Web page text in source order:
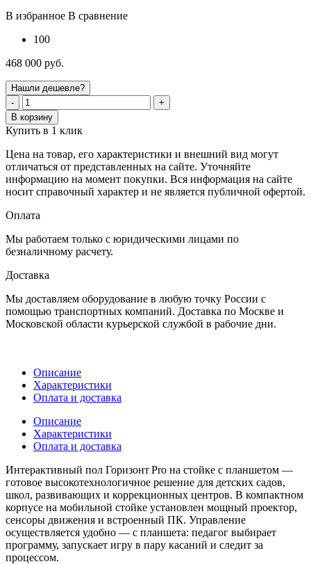
В избранное В сравнение
100
468 000 руб.
Нашли дешевле?
-
+
В корзину
Купить в 1 клик
Цена на товар, его характеристики и внешний вид могут
отличаться от представленных на сайте. Уточняйте
информацию на момент покупки. Вся информация на сайте
носит справочный характер и не является публичной офертой.
Оплата
Мы работаем только с юридическими лицами по
безналичному расчету.
Доставка
Мы доставляем оборудование в любую точку России с
помощью транспортных компаний. Доставка по Москве и
Московской области курьерской службой в рабочие дни.
Описание
Характеристики
Оплата и доставка
Описание
Характеристики
Оплата и доставка
Интерактивный пол Горизонт Pro на стойке с планшетом —
готовое высокотехнологичное решение для детских садов,
школ, развивающих и коррекционных центров. В компактном
корпусе на мобильной стойке установлен мощный проектор,
сенсоры движения и встроенный ПК. Управление
осуществляется удобно — с планшета: педагог выбирает
программу, запускает игру в пару касаний и следит за
процессом.